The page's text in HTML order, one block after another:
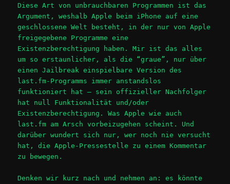
Diese Art von unbrauchbaren Programmen ist das
Argument, weshalb Apple beim iPhone auf eine
geschlossene Welt besteht, in der nur von Apple
freigegebene Programme eine
Existenzberechtigung haben. Mir ist das alles
um so erstaunlicher, als die “graue”, nur über
einen Jailbreak einspielbare Version des
last.fm-Programms immer anstandslos
funktioniert hat – sein offizieller Nachfolger
hat null Funktionalität und/oder
Existenzberechtigung. Was Apple wie auch
last.fm am Arsch vorbeizugehen scheint. Und
darüber wundert sich nur, wer noch nie versucht
hat, die Apple-Pressestelle zu einem Kommentar
zu bewegen.
Denken wir kurz nach und nehmen an: es könnte